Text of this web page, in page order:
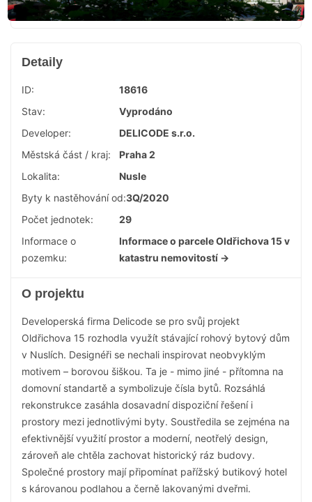
Detaily
ID:
18616
Stav:
Vyprodáno
Developer:
DELICODE s.r.o.
Městská část / kraj:
Praha 2
Lokalita:
Nusle
Byty k nastěhování od:3Q/2020
Počet jednotek:
29
Informace o
pozemku:
Informace o parcele Oldřichova 15 v
katastru nemovitostí →
O projektu
Developerská firma Delicode se pro svůj projekt
Oldřichova 15 rozhodla využít stávající rohový bytový dům
v Nuslích. Designéři se nechali inspirovat neobvyklým
motivem – borovou šiškou. Ta je - mimo jiné - přítomna na
domovní standartě a symbolizuje čísla bytů. Rozsáhlá
rekonstrukce zasáhla dosavadní dispoziční řešení i
prostory mezi jednotlivými byty. Soustředila se zejména na
efektivnější využití prostor a moderní, neotřelý design,
zároveň ale chtěla zachovat historický ráz budovy.
Společné prostory mají připomínat pařížský butikový hotel
s károvanou podlahou a černě lakovanými dveřmi.